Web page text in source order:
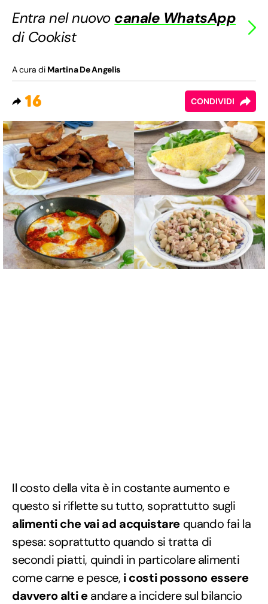
Entra nel nuovo canale WhatsApp
di Cookist
A cura di Martina De Angelis
16 CONDIVIDI
Il costo della vita è in costante aumento e
questo si riflette su tutto, soprattutto sugli
alimenti che vai ad acquistare quando fai la
spesa: soprattutto quando si tratta di
secondi piatti, quindi in particolare alimenti
come carne e pesce, i costi possono essere
davvero alti eandare a incidere sul bilancio